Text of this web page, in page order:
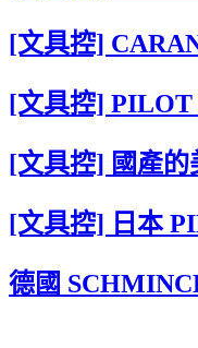
[文具控]
[文具控] PILOT
[文具控] 國產的
[文具控] 日本
德國